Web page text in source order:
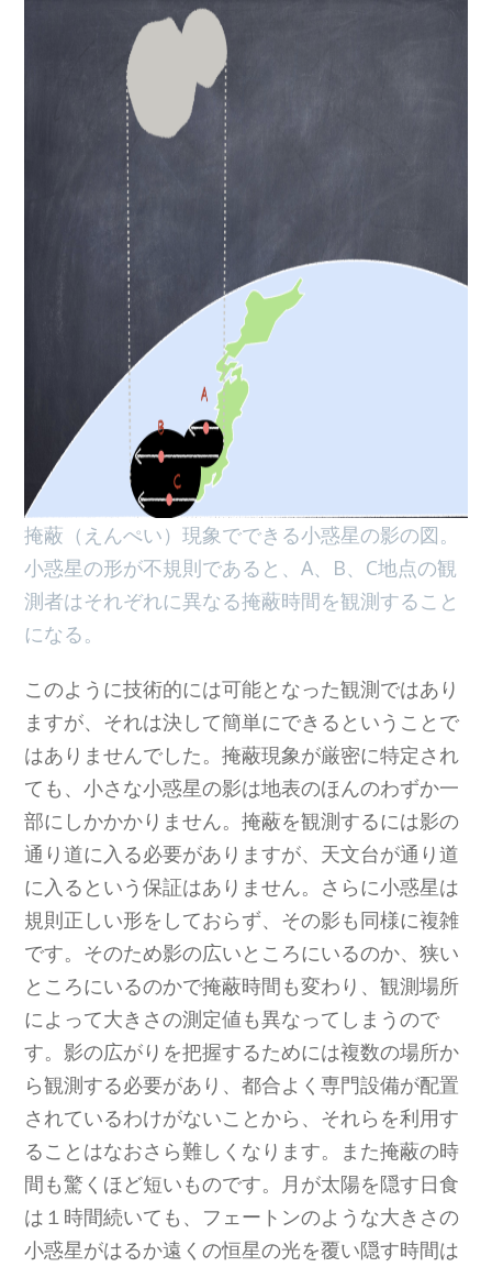
掩蔽（えんぺい）現象でできる小惑星の影の図。
小惑星の形が不規則であると、A、B、C地点の観
測者はそれぞれに異なる掩蔽時間を観測すること
になる。
このように技術的には可能となった観測ではあり
ますが、それは決して簡単にできるということで
はありませんでした。掩蔽現象が厳密に特定され
ても、小さな小惑星の影は地表のほんのわずか一
部にしかかかりません。掩蔽を観測するには影の
通り道に入る必要がありますが、天文台が通り道
に入るという保証はありません。さらに小惑星は
規則正しい形をしておらず、その影も同様に複雑
です。そのため影の広いところにいるのか、狭い
ところにいるのかで掩蔽時間も変わり、観測場所
によって大きさの測定値も異なってしまうので
す。影の広がりを把握するためには複数の場所か
ら観測する必要があり、都合よく専門設備が配置
されているわけがないことから、それらを利用す
ることはなおさら難しくなります。また掩蔽の時
間も驚くほど短いものです。月が太陽を隠す日食
は１時間続いても、フェートンのような大きさの
小惑星がはるか遠くの恒星の光を覆い隠す時間は